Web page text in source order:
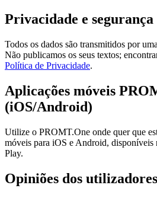
Privacidade e segurança
Todos os dados são transmitidos por
Não publicamos os seus textos;
Política de Privacidade.
Aplicações móveis
(iOS/Android)
Utilize o PROMT.One onde quer que
móveis para iOS e Android, disponíveis
Play.
Opiniões dos utilizadores